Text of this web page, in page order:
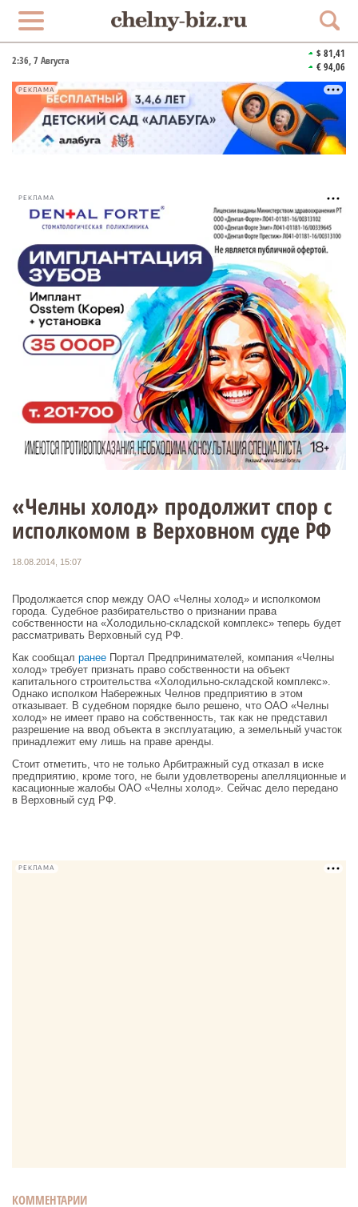
2:36, 7 Августа
$ 81,41
€ 94,06
РЕКЛАМА
РЕКЛАМА
«Челны холод» продолжит спор с
исполкомом в Верховном суде РФ
18.08.2014, 15:07
Продолжается спор между ОАО «Челны холод» и исполкомом
города. Судебное разбирательство о признании права
собственности на «Холодильно-складской комплекс» теперь будет
рассматривать Верховный суд РФ.
Как сообщал ранее Портал Предпринимателей, компания «Челны
холод» требует признать право собственности на объект
капитального строительства «Холодильно-складской комплекс».
Однако исполком Набережных Челнов предприятию в этом
отказывает. В судебном порядке было решено, что ОАО «Челны
холод» не имеет право на собственность, так как не представил
разрешение на ввод объекта в эксплуатацию, а земельный участок
принадлежит ему лишь на праве аренды.
Стоит отметить, что не только Арбитражный суд отказал в иске
предприятию, кроме того, не были удовлетворены апелляционные и
касационные жалобы ОАО «Челны холод». Сейчас дело передано
в Верховный суд РФ.
РЕКЛАМА
КОММЕНТАРИИ